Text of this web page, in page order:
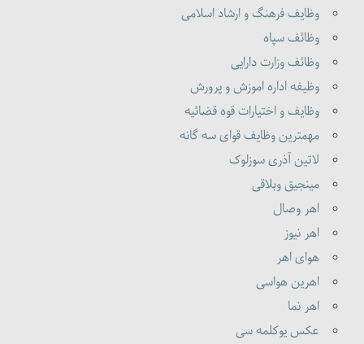
وظایف فرهنگ و ارشاد اسلامی
وظائف سپاه
وظائف وزارت دارایی
وظیفه اداره اموزش و پرورش
وظایف و اختیارات قوه قضائیه
مهمترین وظایف قوای سه گانه
لاتین آذری سوزلوک
مینجیق وبلاقی
اهر وصال
اهر نیوز
هوای اهر
اهرین هواسی
اهر نما
عکس یوکلمه سی